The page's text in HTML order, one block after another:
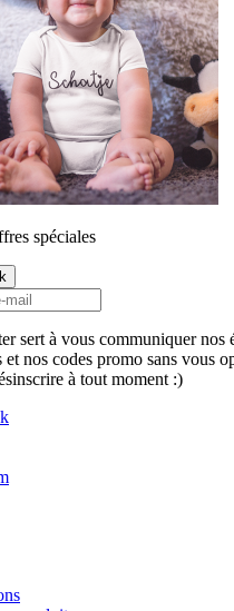
spéciales
sert à vous communiquer nos
et nos codes promo sans vous
à tout moment :)